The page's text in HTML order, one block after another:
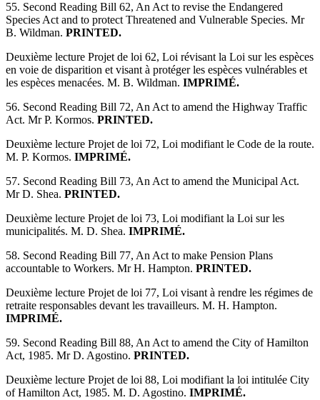
55. Second Reading Bill 62, An Act to revise the Endangered
Species Act and to protect Threatened and Vulnerable Species. Mr
B. Wildman. PRINTED.
Deuxième lecture Projet de loi 62, Loi révisant la Loi sur les espèces
en voie de disparition et visant à protéger les espèces vulnérables et
les espèces menacées. M. B. Wildman. IMPRIMÉ.
56. Second Reading Bill 72, An Act to amend the Highway Traffic
Act. Mr P. Kormos. PRINTED.
Deuxième lecture Projet de loi 72, Loi modifiant le Code de la route.
M. P. Kormos. IMPRIMÉ.
57. Second Reading Bill 73, An Act to amend the Municipal Act.
Mr D. Shea. PRINTED.
Deuxième lecture Projet de loi 73, Loi modifiant la Loi sur les
municipalités. M. D. Shea. IMPRIMÉ.
58. Second Reading Bill 77, An Act to make Pension Plans
accountable to Workers. Mr H. Hampton. PRINTED.
Deuxième lecture Projet de loi 77, Loi visant à rendre les régimes de
retraite responsables devant les travailleurs. M. H. Hampton.
IMPRIMÉ.
59. Second Reading Bill 88, An Act to amend the City of Hamilton
Act, 1985. Mr D. Agostino. PRINTED.
Deuxième lecture Projet de loi 88, Loi modifiant la loi intitulée City
of Hamilton Act, 1985. M. D. Agostino. IMPRIMÉ.